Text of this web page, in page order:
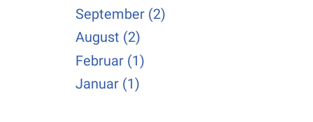
September (2)
August (2)
Februar (1)
Januar (1)